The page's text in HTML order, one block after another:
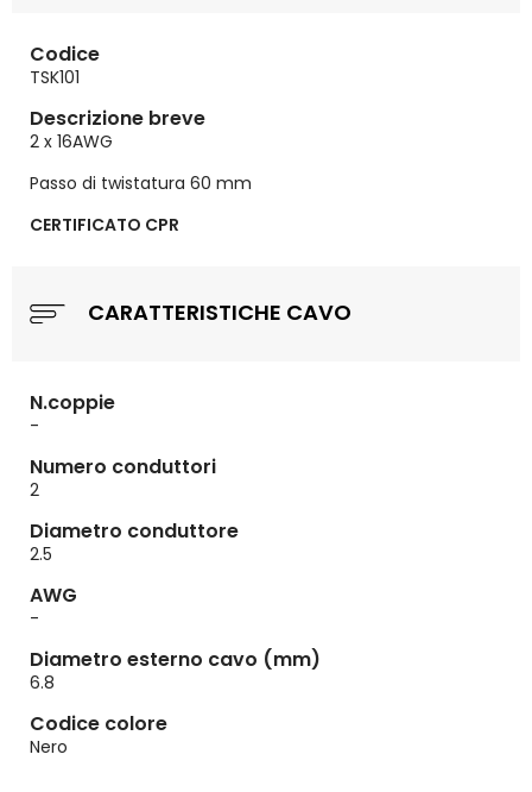
Codice
TSK101
Descrizione breve
2 x 16AWG
Passo di twistatura 60 mm
CERTIFICATO CPR
CARATTERISTICHE CAVO
N.coppie
-
Numero conduttori
2
Diametro conduttore
2.5
AWG
-
Diametro esterno cavo (mm)
6.8
Codice colore
Nero